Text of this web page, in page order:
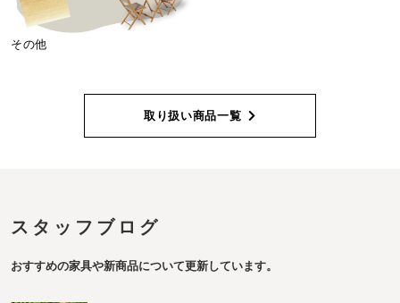
その他
取り扱い商品一覧
スタッフブログ
おすすめの家具や新商品について更新しています。